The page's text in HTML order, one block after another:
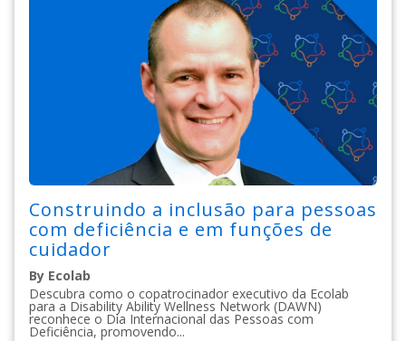
Construindo a inclusão para pessoas
com deficiência e em funções de
cuidador
By Ecolab
Descubra como o copatrocinador executivo da Ecolab
para a Disability Ability Wellness Network (DAWN)
reconhece o Dia Internacional das Pessoas com
Deficiência, promovendo...